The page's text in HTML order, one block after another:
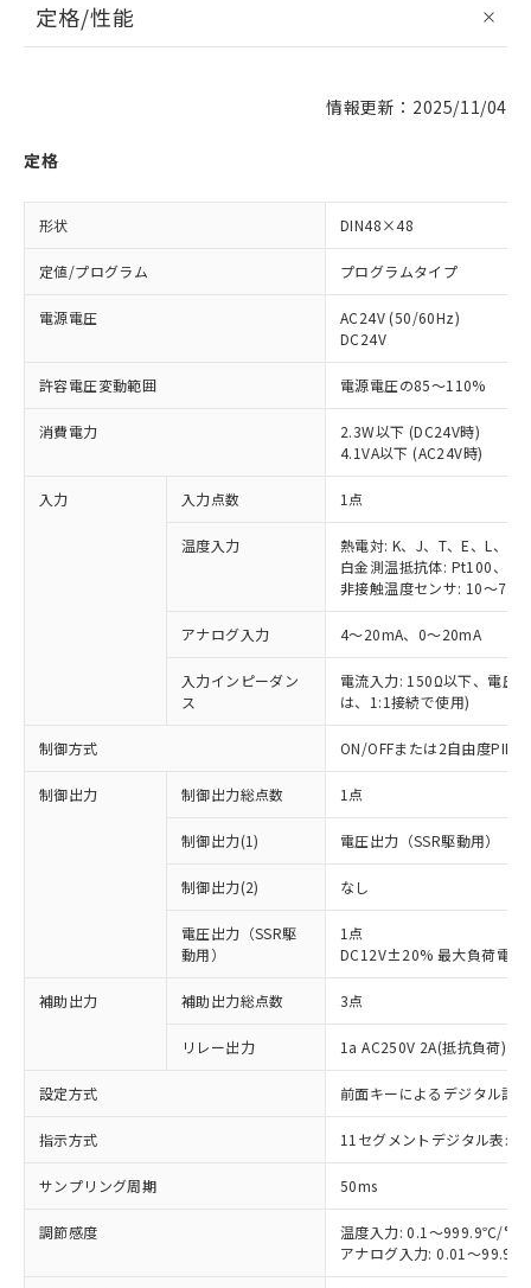
定格/性能
情報更新：2025/11/04
定格
形状 DIN48×48
定値/プログラム プログラムタイプ
電源電圧
AC24V (50/60Hz)
DC24V
許容電圧変動範囲 電源電圧の85～110%
消費電力
2.3W以下 (DC24V時)
4.1VA以下 (AC24V時)
入力 入力点数 1点
温度入力
熱電対: K、J、T、E、L、U
白金測温抵抗体: Pt100、
非接触温度センサ: 10～
アナログ入力 4～20mA、0～20mA
入力インピーダン
ス
電流入力: 150Ω以下、電圧
は、1:1接続で使用)
制御方式 ON/OFFまたは2自由度PID
制御出力 制御出力総点数 1点
制御出力(1) 電圧出力（SSR駆動用）
制御出力(2) なし
電圧出力（SSR駆
動用）
1点
DC12V±20% 最大負荷電流
補助出力 補助出力総点数 3点
リレー出力 1a AC250V 2A(抵抗負荷)
設定方式 前面キーによるデジタル設定
指示方式 11セグメントデジタル表示
サンプリング周期 50ms
調節感度
温度入力: 0.1～999.9℃/°F
アナログ入力: 0.01～